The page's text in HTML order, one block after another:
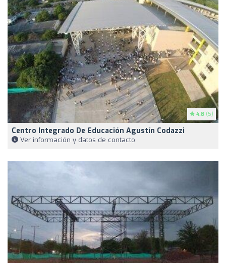
4.8 (5)
Centro Integrado De Educación Agustín Codazzi
Ver información y datos de contacto